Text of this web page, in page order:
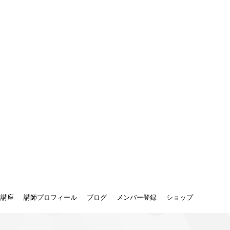
座 講師プロフィール ブログ メンバー登録 ショップ